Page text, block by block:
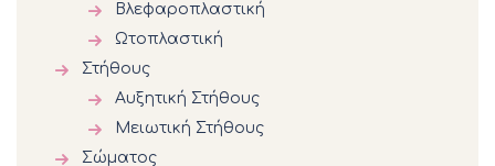
Βλεφαροπλαστική
Ωτοπλαστική
Στήθους
Αυξητική Στήθους
Μειωτική Στήθους
Σώματος